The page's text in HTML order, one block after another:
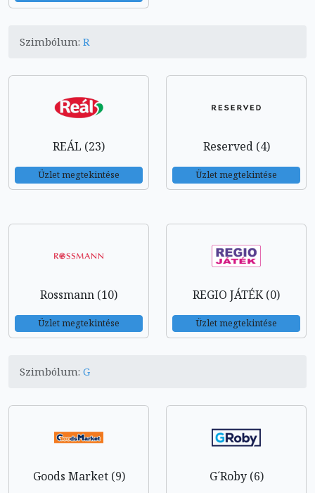
Szimbólum: R
REÁL (23)
Üzlet megtekintése
Reserved (4)
Üzlet megtekintése
Rossmann (10)
Üzlet megtekintése
REGIO JÁTÉK (0)
Üzlet megtekintése
Szimbólum: G
Goods Market (9) G´Roby (6)